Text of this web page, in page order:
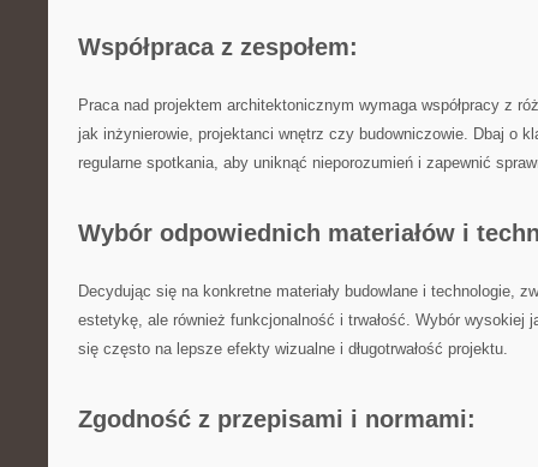
Współpraca z zespołem:
Praca nad projektem architektonicznym wymaga współpracy z
jak inżynierowie, projektanci wnętrz czy budowniczowie. Dbaj o
regularne spotkania, aby uniknąć nieporozumień i zapewnić
Wybór odpowiednich materiałów i
Decydując się na konkretne materiały budowlane i technologie,‍
‍estetykę, ale również funkcjonalność i trwałość. Wybór wysokiej
się często na lepsze⁣ efekty wizualne ⁣i długotrwałość projektu.
Zgodność z przepisami i normami: